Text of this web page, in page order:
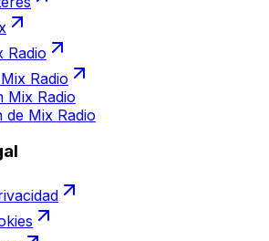
Radio
Radio
Mix Radio
de Mix Radio